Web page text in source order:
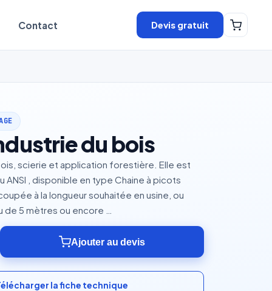
Contact Devis gratuit
du bois
scierie et application forestière. Elle est
ANSI , disponible en type Chaine à picots
à la longueur souhaitée en usine, ou
5 mètres ou encore …
Ajouter au devis
la fiche technique